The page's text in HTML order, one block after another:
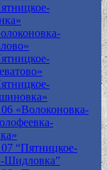
«Волоконовка-
“Пятницкое-
Шидловка”